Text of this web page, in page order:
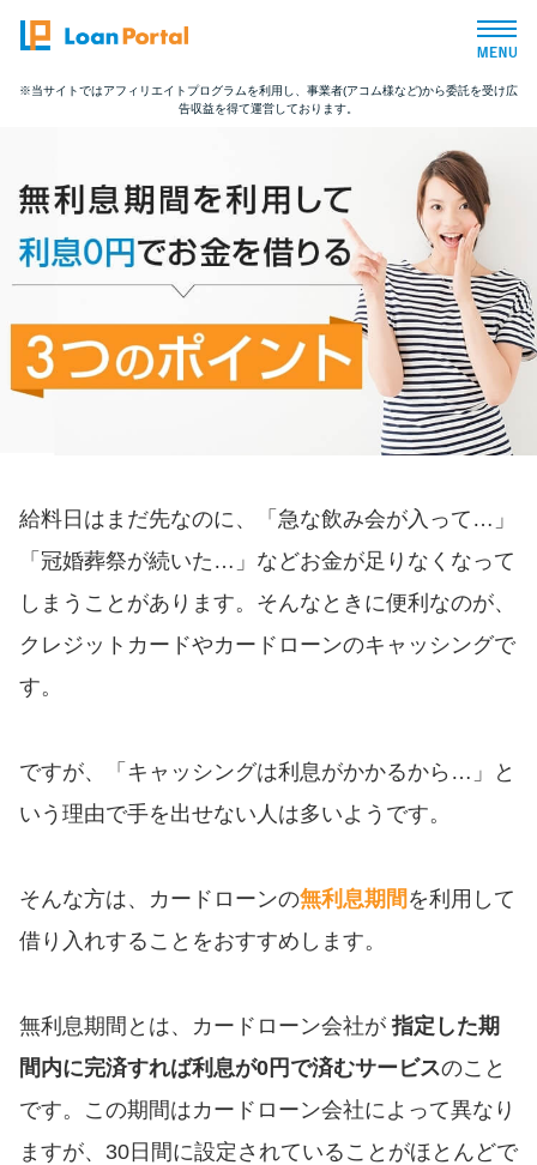
トップページ
おすすめコンテンツ
総合人気ランキング
とにかくすぐ借りたい方向け
バレずに借りたい方向け
便利なコンテンツ
カードローン診断
リボ払いをそのまま払いきると
カードローンの見直しで40万円
得した話
最速！最短40分で借りられるカ
ードローン
特集ページ一覧
※当サイトではアフィリエイトプログラムを利用し、事業者(アコム様など)から委託を受け広
告収益を得て運営しております。
給料日はまだ先なのに、「急な飲み会が入って…」
「冠婚葬祭が続いた…」などお金が足りなくなって
しまうことがあります。そんなときに便利なのが、
クレジットカードやカードローンのキャッシングで
す。
ですが、「キャッシングは利息がかかるから…」と
いう理由で手を出せない人は多いようです。
そんな方は、カードローンの無利息期間 を利用して
借り入れすることをおすすめします。
無利息期間とは、カードローン会社が 指定した期
間内に完済すれば利息が0円で済むサービスのこと
です。この期間はカードローン会社によって異なり
ますが、30日間に設定されていることがほとんどで